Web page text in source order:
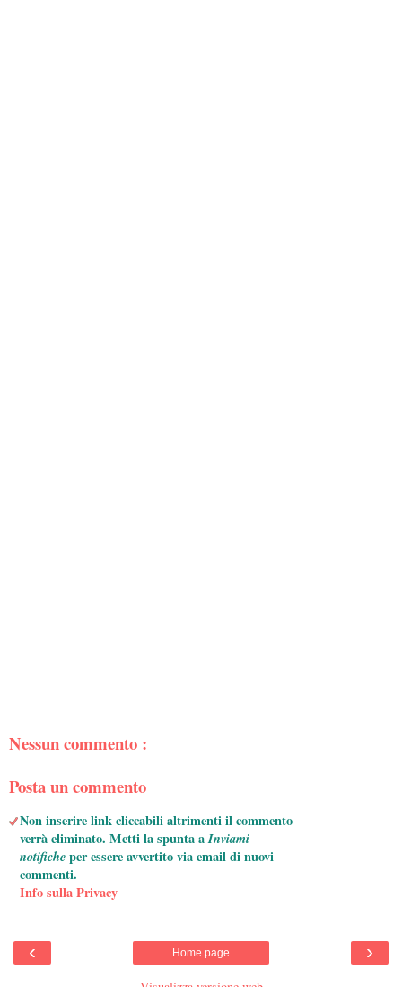
Nessun commento :
Posta un commento
Non inserire link cliccabili altrimenti il commento
verrà eliminato. Metti la spunta aInviami
notificheper essere avvertito via email di nuovi
commenti.
Info sulla Privacy
‹ ›
Home page